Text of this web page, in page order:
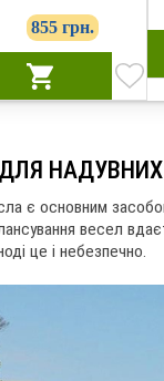
855 грн.
є основним
весел
це і небезпечно.